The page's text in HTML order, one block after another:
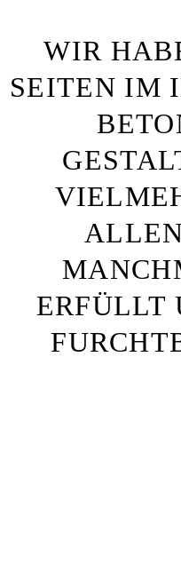
WIR
SEITEN IM
ERFÜLLT